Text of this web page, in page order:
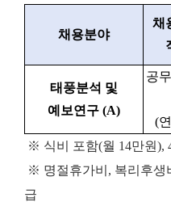
채용분야
채
태풍분석 및
예보연구 (A)
공
(
※ 식비 포함(월 14만원),
※ 명절휴가비, 복리후생
급